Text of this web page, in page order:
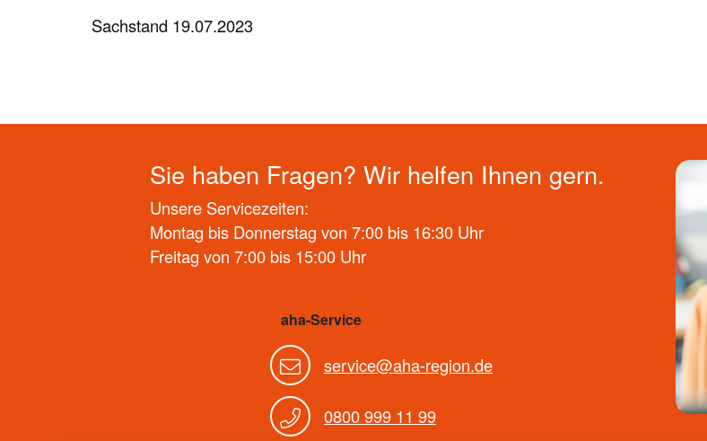
Sachstand 19.07.2023
Sie haben Fragen? Wir helfen Ihnen gern.
Unsere Servicezeiten:
Montag bis Donnerstag von 7:00 bis 16:30 Uhr
Freitag von 7:00 bis 15:00 Uhr
aha-Service
service@aha-region.de
0800 999 11 99